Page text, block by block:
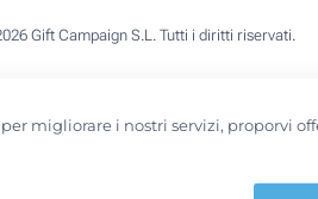
Gift Campaign S.L. Tutti i diritti riservati.
migliorare i nostri servizi, proporvi